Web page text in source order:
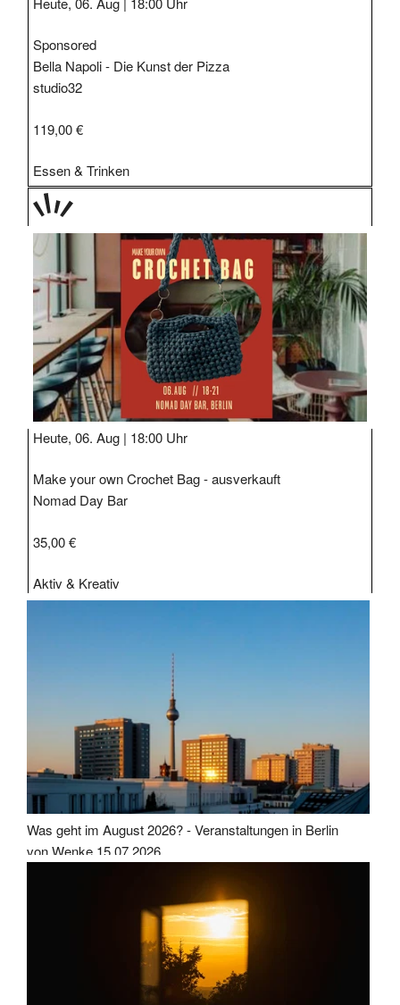
Sponsored
Bella Napoli - Die Kunst der Pizza
studio32
119,00 €
Essen & Trinken
TAGE
STIPP
Heute, 06. Aug | 18:00 Uhr
Make your own Crochet Bag - ausverkauft
Nomad Day Bar
35,00 €
Aktiv & Kreativ
Was geht im August 2026? - Veranstaltungen in Berlin
von Wenke 15.07.2026